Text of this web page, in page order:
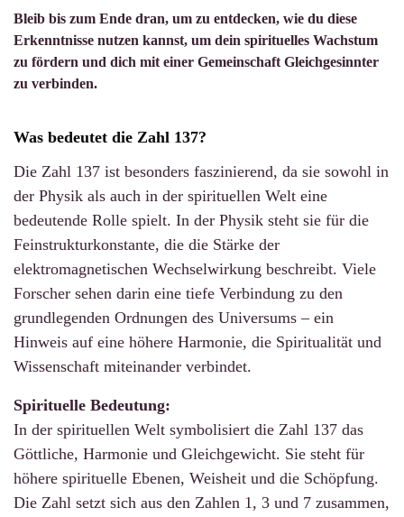
Bleib bis zum Ende dran, um zu entdecken, wie du diese
Erkenntnisse nutzen kannst, um dein spirituelles Wachstum
zu fördern und dich mit einer Gemeinschaft Gleichgesinnter
zu verbinden.
Was bedeutet die Zahl 137?
Die Zahl 137 ist besonders faszinierend, da sie sowohl in
der Physik als auch in der spirituellen Welt eine
bedeutende Rolle spielt. In der Physik steht sie für die
Feinstrukturkonstante, die die Stärke der
elektromagnetischen Wechselwirkung beschreibt. Viele
Forscher sehen darin eine tiefe Verbindung zu den
grundlegenden Ordnungen des Universums – ein
Hinweis auf eine höhere Harmonie, die Spiritualität und
Wissenschaft miteinander verbindet.
Spirituelle Bedeutung:
In der spirituellen Welt symbolisiert die Zahl 137 das
Göttliche, Harmonie und Gleichgewicht. Sie steht für
höhere spirituelle Ebenen, Weisheit und die Schöpfung.
Die Zahl setzt sich aus den Zahlen 1, 3 und 7 zusammen,